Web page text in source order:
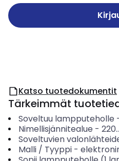
Katso tuotedokumentit
Tärkeimmät
Soveltuu lampputeholle
Nimellisjännitealue -
Soveltuvien
Malli / Tyyppi-